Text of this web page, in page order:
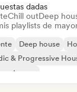
dadas
Chill outDeep
playlists de
Deep house
& Progressive